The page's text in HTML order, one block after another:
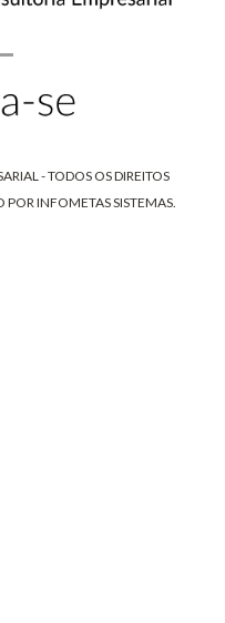
- TODOS OS DIREITOS
PORINFOMETAS SISTEMAS.